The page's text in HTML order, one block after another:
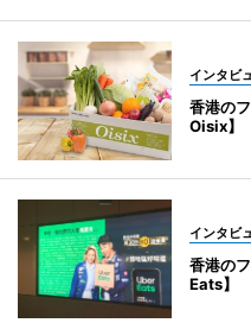
インタビ
香港の
Oisix】
インタビ
香港の
Eats】